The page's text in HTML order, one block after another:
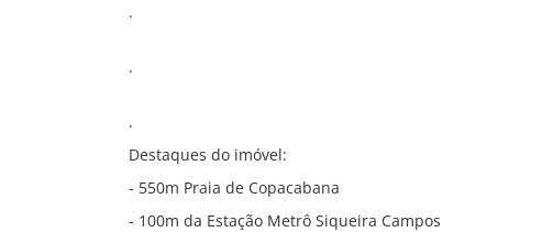
.
.
.
Destaques do imóvel:
- 550m Praia de Copacabana
- 100m da Estação Metrô Siqueira Campos